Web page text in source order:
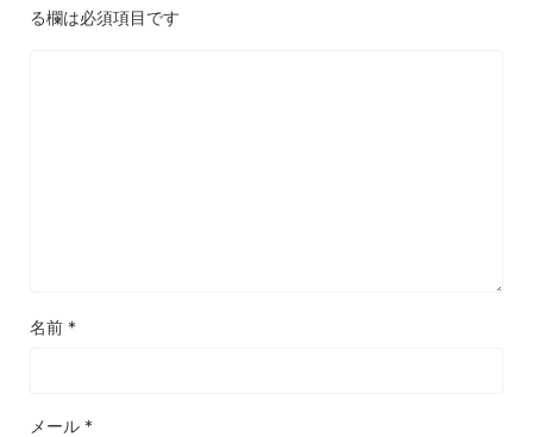
る欄は必須項目です
名前 *
メール *